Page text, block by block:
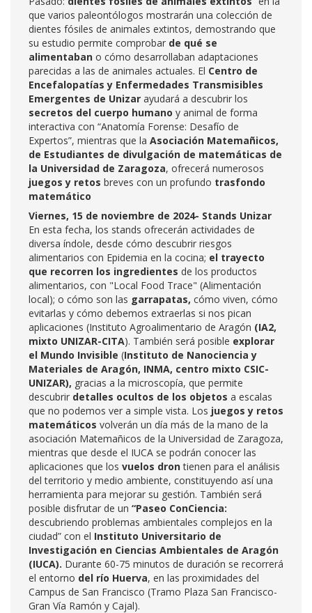
que varios paleontólogos mostrarán una colección de
dientes fósiles de animales extintos, demostrando que
su estudio permite comprobar de qué se
alimentaban o cómo desarrollaban adaptaciones
parecidas a las de animales actuales. El Centro de
Encefalopatías y Enfermedades Transmisibles
Emergentes de Unizar ayudará a descubrir los
secretos del cuerpo humano y animal de forma
interactiva con “Anatomía Forense: Desafío de
Expertos”, mientras que la Asociación Matemañicos,
de Estudiantes de divulgación de matemáticas de
la Universidad de Zaragoza, ofrecerá numerosos
juegos y retos breves con un profundo trasfondo
matemático
Viernes, 15 de noviembre de 2024- Stands Unizar
En esta fecha, los stands ofrecerán actividades de
diversa índole, desde cómo descubrir riesgos
alimentarios con Epidemia en la cocina; el trayecto
que recorren los ingredientes de los productos
alimentarios, con "Local Food Trace" (Alimentación
local); o cómo son las garrapatas, cómo viven, cómo
evitarlas y cómo debemos extraerlas si nos pican
aplicaciones (Instituto Agroalimentario de Aragón (IA2,
mixto UNIZAR-CITA). También será posible explorar
el Mundo Invisible (Instituto de Nanociencia y
Materiales de Aragón, INMA, centro mixto CSIC-
UNIZAR), gracias a la microscopía, que permite
descubrir detalles ocultos de los objetos a escalas
que no podemos ver a simple vista. Los juegos y retos
matemáticos volverán un día más de la mano de la
asociación Matemañicos de la Universidad de Zaragoza,
mientras que desde el IUCA se podrán conocer las
aplicaciones que los vuelos drontienen para el análisis
del territorio y medio ambiente, constituyendo así una
herramienta para mejorar su gestión. También será
posible disfrutar de un “Paseo ConCiencia:
descubriendo problemas ambientales complejos en la
ciudad” con el Instituto Universitario de
Investigación en Ciencias Ambientales de Aragón
(IUCA). Durante 60-75 minutos de duración se recorrerá
el entorno del río Huerva, en las proximidades del
Campus de San Francisco (Tramo Plaza San Francisco-
Gran Vía Ramón y Cajal).